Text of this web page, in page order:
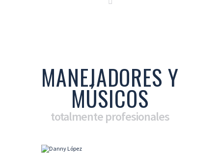
MANEJADORES Y
MÚSICOS
totalmente profesionales